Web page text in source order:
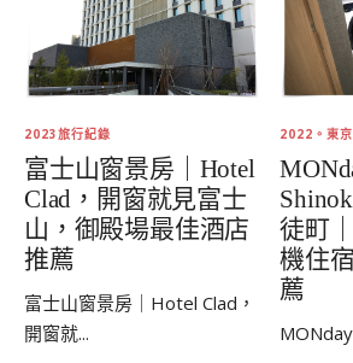
2023旅行紀錄
富士山窗景房｜Hotel
Clad，開窗就見富士
山，御殿場最佳酒店
推薦
富士山窗景房｜Hotel Clad，
開窗就...
2022。東京
徒町
機住
薦